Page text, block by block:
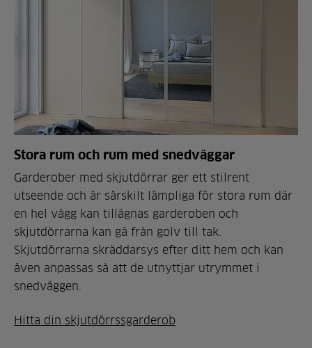
Stora rum och rum med snedväggar
Garderober med skjutdörrar ger ett stilrent
utseende och är särskilt lämpliga för stora rum där
en hel vägg kan tillägnas garderoben och
skjutdörrarna kan gå från golv till tak.
Skjutdörrarna skräddarsys efter ditt hem och kan
även anpassas så att de utnyttjar utrymmet i
snedväggen.
Hitta din skjutdörrssgarderob